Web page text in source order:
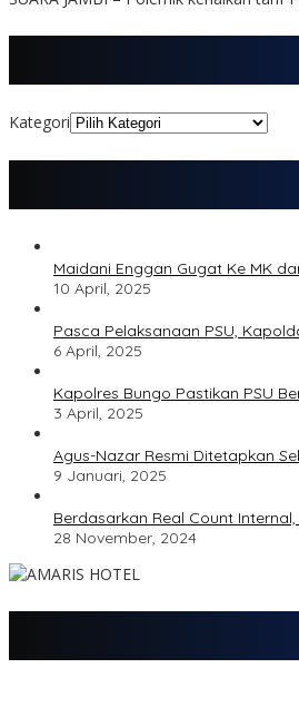
Kategori
Maidani Enggan Gugat Ke MK
10 April, 2025
Pasca Pelaksanaan PSU,
6 April, 2025
Kapolres Bungo Pastikan PSU
3 April, 2025
Agus-Nazar Resmi Ditetapkan
9 Januari, 2025
Berdasarkan Real Count
28 November, 2024